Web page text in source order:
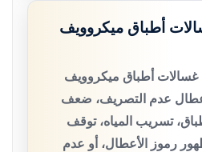
أطباق ميكروويف
غسالات أطباق ميكروويف
عدم التصريف، ضعف
تسريب المياه، توقف
ظهور رموز الأعطال، أو عدم